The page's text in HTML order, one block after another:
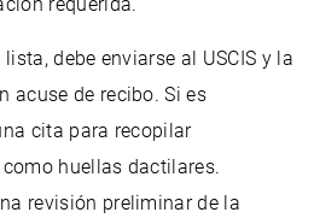
debe enviarse al USCIS y la
acuse de recibo. Si es
cita para recopilar
huellas dactilares.
revisión preliminar de la